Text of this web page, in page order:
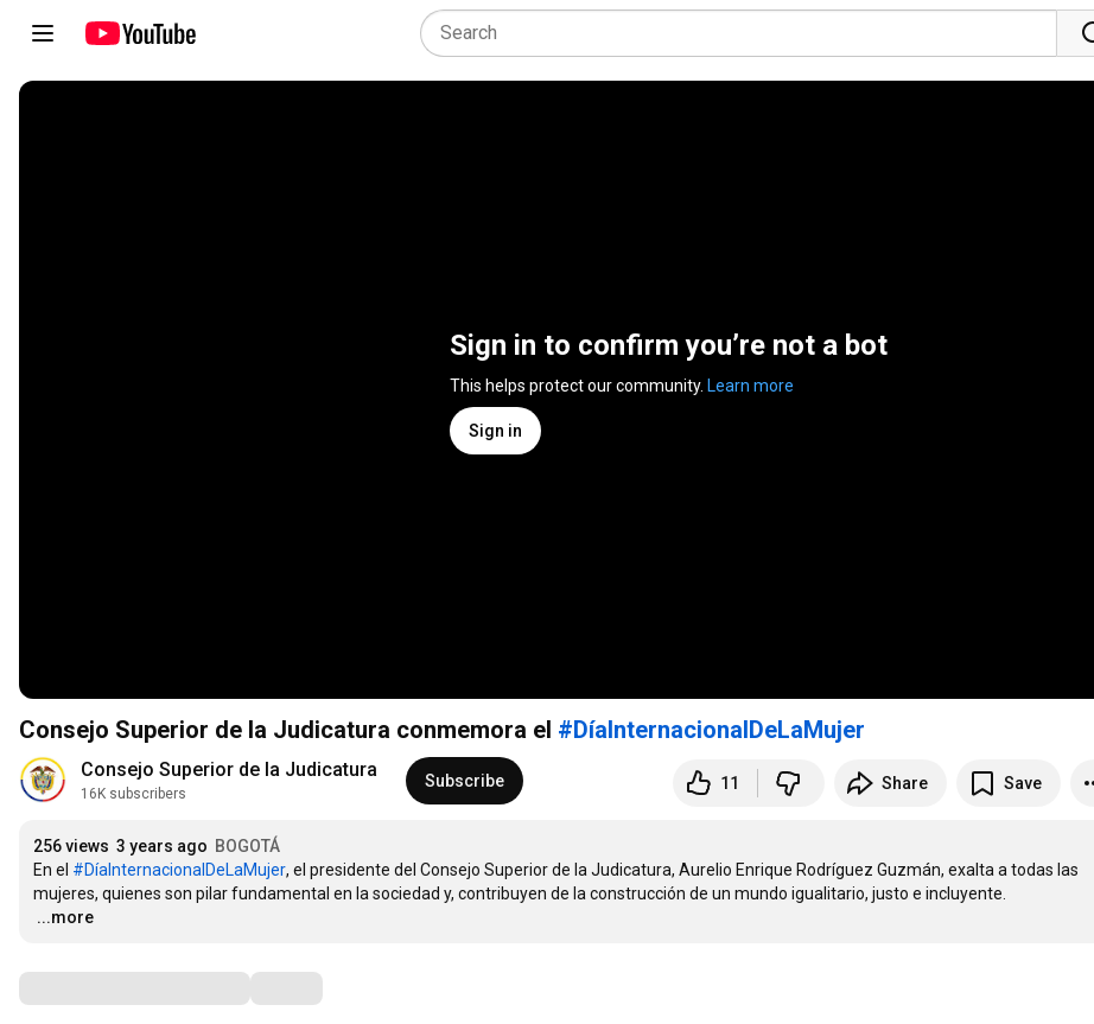
Sign in to confirm you’re not a bot
This helps protect our community. Learn more
Sign in
Consejo Superior de la Judicatura conmemora el #DíaInternacionalDeLaMujer
Consejo Superior de la Judicatura
16K subscribers
Subscribe 11 Share Save
256 views 3 years ago BOGOTÁ
En el #DíaInternacionalDeLaMujer, el presidente del Consejo Superior de la Judicatura, Aurelio Enrique Rodríguez Guzmán, exalta a todas las
…
...more